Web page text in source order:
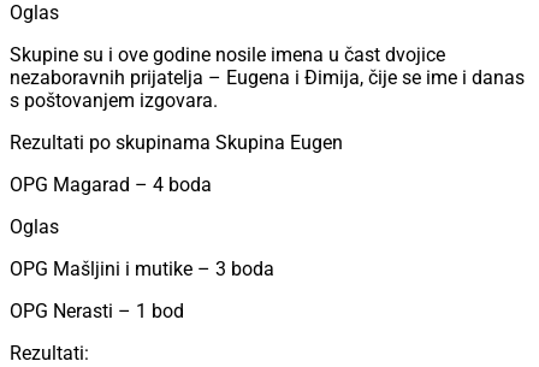
Oglas
Skupine su i ove godine nosile imena u čast dvojice
nezaboravnih prijatelja – Eugena i Đimija, čije se ime i danas
s poštovanjem izgovara.
Rezultati po skupinama Skupina Eugen
OPG Magarad – 4 boda
Oglas
OPG Mašljini i mutike – 3 boda
OPG Nerasti – 1 bod
Rezultati: